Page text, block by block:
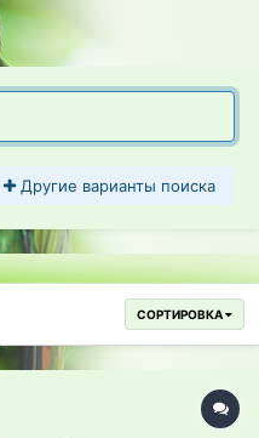
Другие варианты поиска
СОРТИРОВКА